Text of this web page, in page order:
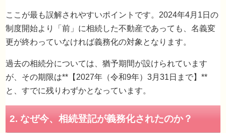
ここが最も誤解されやすいポイントです。2024年4月1日の
制度開始より「前」に相続した不動産であっても、名義変
更が終わっていなければ義務化の対象となります。
過去の相続分については、猶予期間が設けられています
が、その期限は**【2027年（令和9年）3月31日まで】**
と、すでに残りわずかとなっています。